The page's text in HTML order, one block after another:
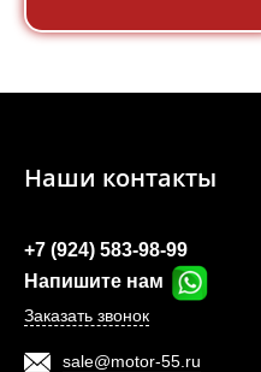
Наши контакты
+7 (924) 583-98-99
Напишите нам
Заказать звонок
sale@motor-55.ru